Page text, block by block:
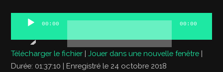
Lecteur
00:00 00:00
Télécharger le fichier |Jouer dans une nouvelle fenêtre |
Durée: 01:37:10 | Enregistré le 24 octobre 2018